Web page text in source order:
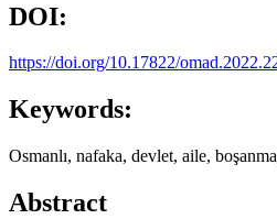
DOI:
https://doi.org/10.17822/
Keywords:
Osmanlı, nafaka, devlet, aile,
Abstract